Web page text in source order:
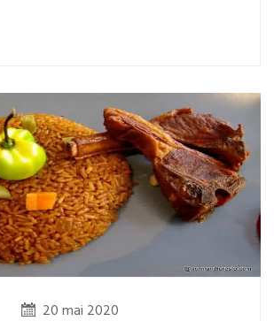
20 mai 2020